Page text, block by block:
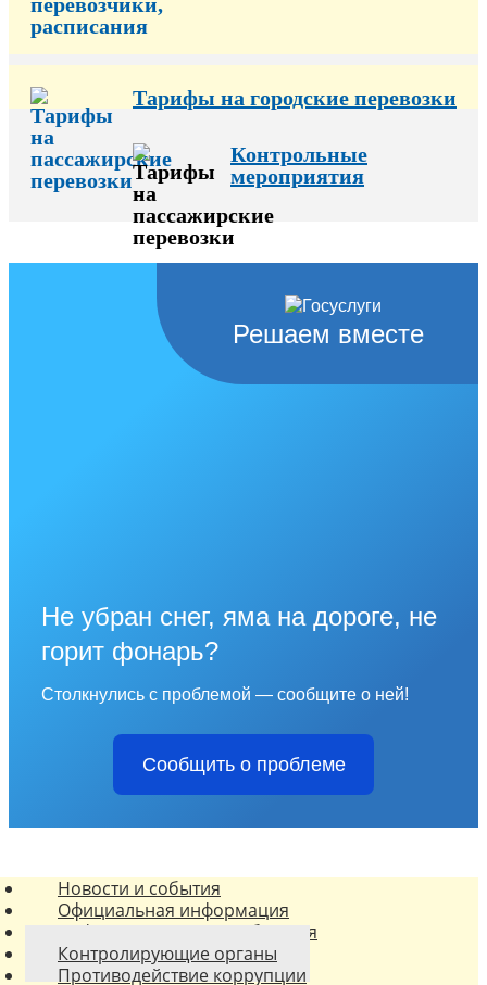
Тарифы на городские перевозки
Контрольные
мероприятия
Решаем вместе
Не убран снег, яма на дороге, не
горит фонарь?
Столкнулись с проблемой — сообщите о ней!
Сообщить о проблеме
Новости и события
Официальная информация
Информационные сообщения
Контролирующие органы
Противодействие коррупции